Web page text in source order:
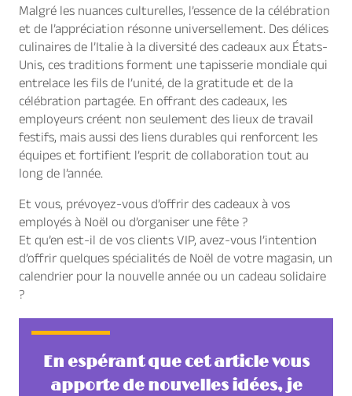
Malgré les nuances culturelles, l’essence de la célébration
et de l’appréciation résonne universellement. Des délices
culinaires de l’Italie à la diversité des cadeaux aux États-
Unis, ces traditions forment une tapisserie mondiale qui
entrelace les fils de l’unité, de la gratitude et de la
célébration partagée. En offrant des cadeaux, les
employeurs créent non seulement des lieux de travail
festifs, mais aussi des liens durables qui renforcent les
équipes et fortifient l’esprit de collaboration tout au
long de l’année.
Et vous, prévoyez-vous d’offrir des cadeaux à vos
employés à Noël ou d’organiser une fête ?
Et qu’en est-il de vos clients VIP, avez-vous l’intention
d’offrir quelques spécialités de Noël de votre magasin, un
calendrier pour la nouvelle année ou un cadeau solidaire
?
En espérant que cet article vous
apporte de nouvelles idées, je